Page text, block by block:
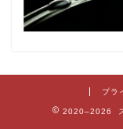
プラ
2020–2026 ス